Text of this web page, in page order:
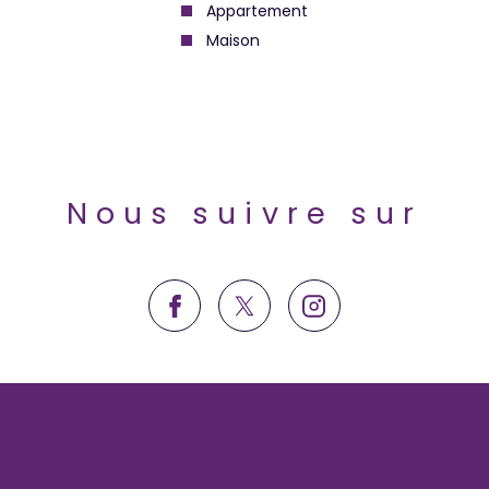
Appartement
Maison
Nous suivre sur